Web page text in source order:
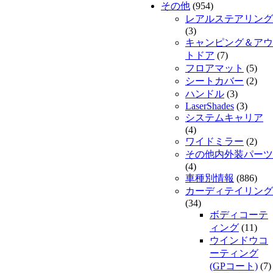
その他 (954)
レアルステアリング
(3)
キャンピング＆アウ
トドア (7)
フロアマット (5)
シートカバー (2)
ハンドル (3)
LaserShades (3)
システムキャリア
(4)
ワイドミラー (2)
その他内外装パーツ
(4)
車種別情報 (886)
カーディテイリング
(34)
ボディコーテ
ィング (11)
ウインドウコ
ーティング
(GPコート) (7)